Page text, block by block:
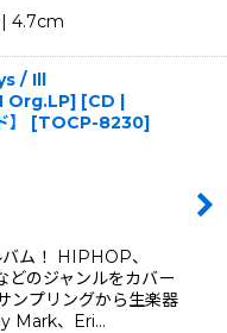
4.7cm
/ Ill
Org.LP] [CD |
[TOCP-8230]
ム！ HIPHOP、
のジャンルをカバー
ンプリングから生楽器
Mark、Eri…